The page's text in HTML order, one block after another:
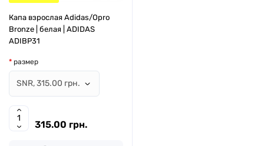
Капа взрослая Adidas/Opro
Bronze | белая | ADIDAS
ADIBP31
размер
315.00 грн.